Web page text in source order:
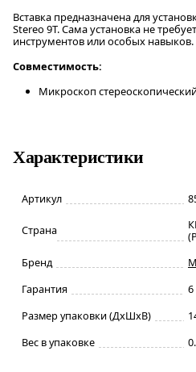
Вставка предназначена для
Stereo 9T. Сама установка не
инструментов или особых навыков.
Совместимость:
Микроскоп
Характеристики
Артикул
Страна
Бренд
Гарантия
6
Размер упаковки (ДxШxВ)
Вес в упаковке